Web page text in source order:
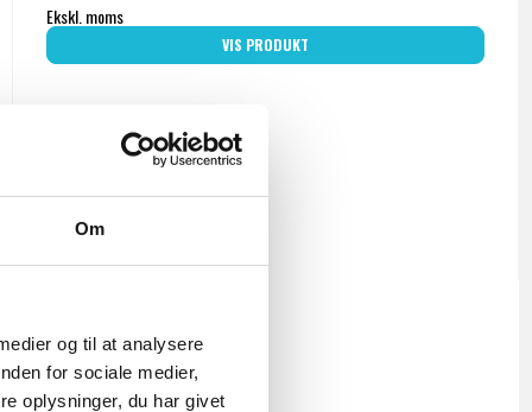
Om
og til at analysere
for sociale medier,
oplysninger, du har givet
Ekskl. moms
VIS PRODUKT